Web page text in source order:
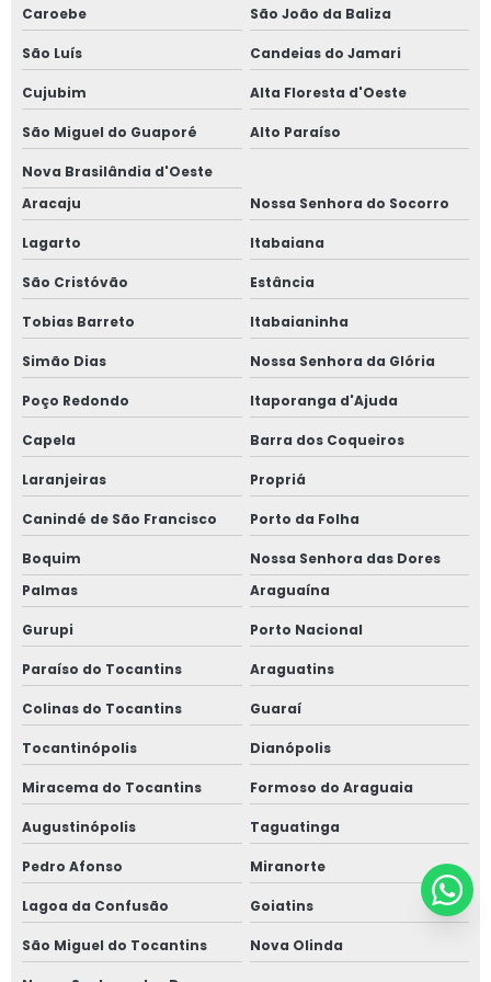
Caroebe São João da Baliza
São Luís Candeias do Jamari
Cujubim Alta Floresta d'Oeste
São Miguel do Guaporé Alto Paraíso
Nova Brasilândia d'Oeste
Aracaju
Nossa Senhora do Socorro
Lagarto Itabaiana
São Cristóvão Estância
Tobias Barreto Itabaianinha
Simão Dias Nossa Senhora da Glória
Poço Redondo Itaporanga d'Ajuda
Capela Barra dos Coqueiros
Laranjeiras Propriá
Canindé de São Francisco Porto da Folha
Boquim
Nossa Senhora das Dores
Palmas
Araguaína
Gurupi Porto Nacional
Paraíso do Tocantins Araguatins
Colinas do Tocantins Guaraí
Tocantinópolis Dianópolis
Miracema do Tocantins Formoso do Araguaia
Augustinópolis Taguatinga
Pedro Afonso Miranorte
Lagoa da Confusão Goiatins
São Miguel do Tocantins Nova Olinda